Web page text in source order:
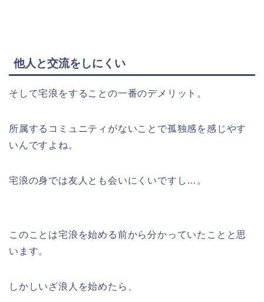
他人と交流をしにくい
そして宅浪をすることの一番のデメリット。
所属するコミュニティがないことで孤独感を感じやす
いんですよね。
宅浪の身では友人とも会いにくいですし…。
このことは宅浪を始める前から分かっていたことと思
います。
しかしいざ浪人を始めたら、